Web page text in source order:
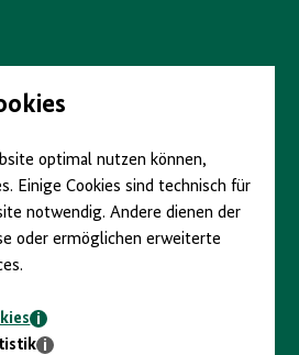
optimal nutzen können,
Einige Cookies sind technisch für
notwendig. Andere dienen der
oder ermöglichen erweiterte